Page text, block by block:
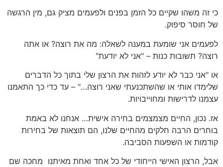
כי זה משהו שקיים כל הזמן בפנים ולפעמים מציק גם, מין הרגשה
של חוסר סיפוק.
לפעמים אני שומעת במענה לשאלה: מה את רוצה? או אתה
רוצה? תשובות כנות – "אני לא יודעת"
או "אני כבר לא יודע לזהות את הרצון שלי בתוך כל הדברים
שלימדו אותי או שהשתכנעתי שאני רוצה…" – עד כדי כך התאמנו
עצמנו לדרישות ומחוייבויות.
אז. נכון, החיים מצמצמים בחירה אישית… אנחנו לא באמת
בוחרים הרבה חלקים מהחיים שלנו, הם תוצאות של בחירות
קודמות או השפעות הסביבה.
אבל, הרצון האישי הייחודי של כל אחד ואחת מאיתנו מחכה שם